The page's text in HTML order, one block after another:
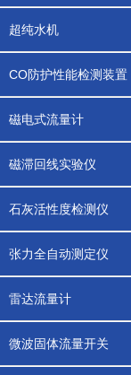
超纯水机
CO防护性能检测装置
磁电式流量计
磁滞回线实验仪
石灰活性度检测仪
张力全自动测定仪
雷达流量计
微波固体流量开关